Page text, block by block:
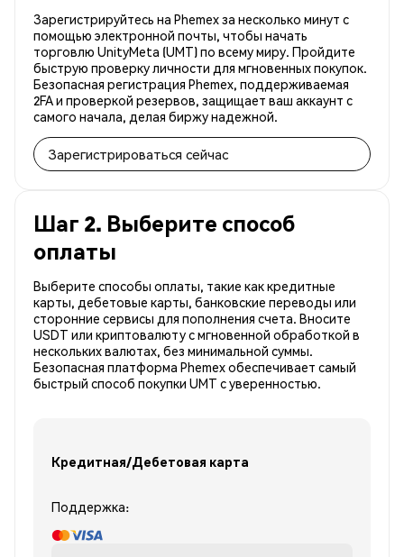
Зарегистрируйтесь на Phemex за несколько минут с
помощью электронной почты, чтобы начать
торговлю UnityMeta (UMT) по всему миру. Пройдите
быструю проверку личности для мгновенных покупок.
Безопасная регистрация Phemex, поддерживаемая
2FA и проверкой резервов, защищает ваш аккаунт с
самого начала, делая биржу надежной.
Зарегистрироваться сейчас
Шаг 2. Выберите способ
оплаты
Выберите способы оплаты, такие как кредитные
карты, дебетовые карты, банковские переводы или
сторонние сервисы для пополнения счета. Вносите
USDT или криптовалюту с мгновенной обработкой в
нескольких валютах, без минимальной суммы.
Безопасная платформа Phemex обеспечивает самый
быстрый способ покупки UMT с уверенностью.
Кредитная/Дебетовая карта
Поддержка: